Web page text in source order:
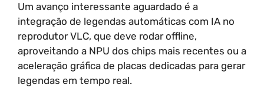
Um avanço interessante aguardado é a
integração de legendas automáticas com IA no
reprodutor VLC, que deve rodar offline,
aproveitando a NPU dos chips mais recentes ou a
aceleração gráfica de placas dedicadas para gerar
legendas em tempo real.